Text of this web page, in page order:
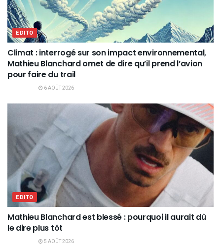
EDITO
Climat : interrogé sur son impact environnemental,
Mathieu Blanchard omet de dire qu’il prend l’avion
pour faire du trail
6 AOÛT 2026
EDITO
Mathieu Blanchard est blessé : pourquoi il aurait dû
le dire plus tôt
5 AOÛT 2026